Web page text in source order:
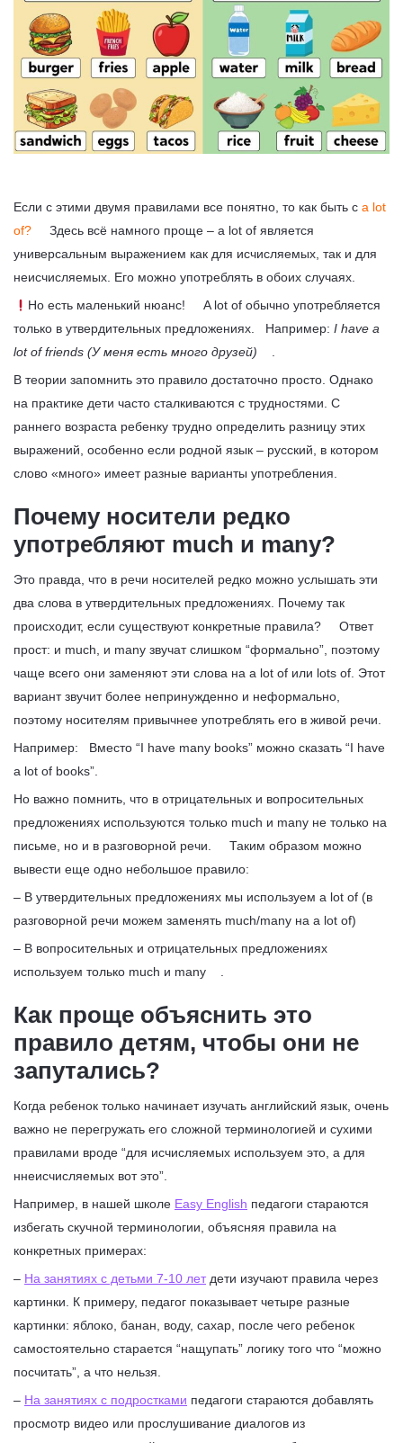
Если с этими двумя правилами все понятно, то как быть с a lot
of? Здесь всё намного проще – a lot of является
универсальным выражением как для исчисляемых, так и для
неисчисляемых. Его можно употреблять в обоих случаях.
Но есть маленький нюанс! A lot of обычно употребляется
только в утвердительных предложениях. Например: I have a
lot of friends (У меня есть много друзей) .
В теории запомнить это правило достаточно просто. Однако
на практике дети часто сталкиваются с трудностями. С
раннего возраста ребенку трудно определить разницу этих
выражений, особенно если родной язык – русский, в котором
слово «много» имеет разные варианты употребления.
Почему носители редко
употребляют much и many?
Это правда, что в речи носителей редко можно услышать эти
два слова в утвердительных предложениях. Почему так
происходит, если существуют конкретные правила? Ответ
прост: и much, и many звучат слишком “формально”, поэтому
чаще всего они заменяют эти слова на a lot of или lots of. Этот
вариант звучит более непринужденно и неформально,
поэтому носителям привычнее употреблять его в живой речи.
Например: Вместо “I have many books” можно сказать “I have
a lot of books”.
Но важно помнить, что в отрицательных и вопросительных
предложениях используются только much и many не только на
письме, но и в разговорной речи. Таким образом можно
вывести еще одно небольшое правило:
– В утвердительных предложениях мы используем a lot of (в
разговорной речи можем заменять much/many на a lot of)
– В вопросительных и отрицательных предложениях
используем только much и many .
Как проще объяснить это
правило детям, чтобы они не
запутались?
Когда ребенок только начинает изучать английский язык, очень
важно не перегружать его сложной терминологией и сухими
правилами вроде “для исчисляемых используем это, а для
ннеисчисляемых вот это”.
Например, в нашей школе Easy English педагоги стараются
избегать скучной терминологии, объясняя правила на
конкретных примерах:
– На занятиях с детьми 7-10 летдети изучают правила через
картинки. К примеру, педагог показывает четыре разные
картинки: яблоко, банан, воду, сахар, после чего ребенок
самостоятельно старается “нащупать” логику того что “можно
посчитать”, а что нельзя.
– На занятиях с подростками педагоги стараются добавлять
просмотр видео или прослушивание диалогов из